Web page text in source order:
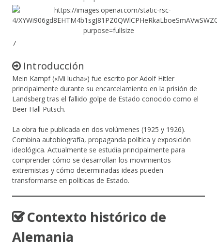
7
Introducción
Mein Kampf («Mi lucha») fue escrito por Adolf Hitler
principalmente durante su encarcelamiento en la prisión de
Landsberg tras el fallido golpe de Estado conocido como el
Beer Hall Putsch.
La obra fue publicada en dos volúmenes (1925 y 1926).
Combina autobiografía, propaganda política y exposición
ideológica. Actualmente se estudia principalmente para
comprender cómo se desarrollan los movimientos
extremistas y cómo determinadas ideas pueden
transformarse en políticas de Estado.
Contexto histórico de
Alemania